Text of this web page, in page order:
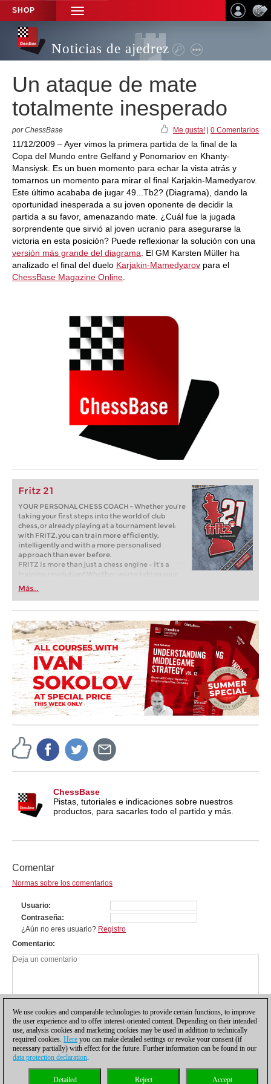
SHOP
TOGGLE
NAVIGATION
Noticias de ajedrez
Un ataque de mate
totalmente inesperado
por ChessBase Me gusta! 0 Comentarios
11/12/2009 – Ayer vimos la primera partida de la final de la
Copa del Mundo entre Gelfand y Ponomariov en Khanty-
Mansiysk. Es un buen momento para echar la vista atrás y
tomarnos un momento para mirar el final Karjakin-Mamedyarov.
Este último acababa de jugar 49...Tb2? (Diagrama), dando la
oportunidad inesperada a su joven oponente de decidir la
partida a su favor, amenazando mate. ¿Cuál fue la jugada
sorprendente que sirvió al joven ucranio para asegurarse la
victoria en esta posición? Puede reflexionar la solución con una
versión más grande del diagrama . El GM Karsten Müller ha
analizado el final del duelo Karjakin-Mamedyarov para el
ChessBase Magazine Online
Fritz 21
YOUR PERSONAL CHESS COACH - Whether you’re
taking your first steps into the world of club
chess, or already playing at a tournament level:
with FRITZ, you can train more efficiently,
intelligently and with a more personalised
approach than ever before.
FRITZ is more than just a chess engine – it’s a
training revolution! Whether you’re taking your
first steps into the world of club chess, or already
playing at a tournament level: with FRITZ, you can
train more efficiently, intelligently and with a
more personalised approach than ever before.
Más...
ChessBase
Pistas, tutoriales e indicaciones sobre nuestros
productos, para sacarles todo el partido y más.
Comentar
Normas sobre los comentarios
Usuario
Contraseña
¿Aún no eres usuario? Registro
Comentario
Política de privacidad |Para contactar Cookies Management
We use cookies and comparable technologies to provide certain functions, to improve
the user experience and to offer interest-oriented content. Depending on their intended
use, analysis cookies and marketing cookies may be used in addition to technically
required cookies. Here you can make detailed settings or revoke your consent (if
necessary partially) with effect for the future. Further information can be found in our
data protection declaration.
Accept
Reject
Detailed